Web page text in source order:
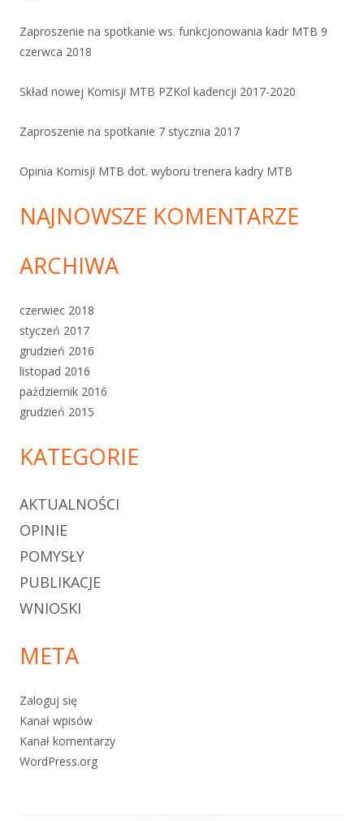
Zaproszenie na spotkanie ws. funkcjonowania kadr MTB 9
czerwca 2018
Skład nowej Komisji MTB PZKol kadencji 2017-2020
Zaproszenie na spotkanie 7 stycznia 2017
Opinia Komisji MTB dot. wyboru trenera kadry MTB
NAJNOWSZE KOMENTARZE
ARCHIWA
czerwiec 2018
styczeń 2017
grudzień 2016
listopad 2016
październik 2016
grudzień 2015
KATEGORIE
AKTUALNOŚCI
OPINIE
POMYSŁY
PUBLIKACJE
WNIOSKI
META
Zaloguj się
Kanał wpisów
Kanał komentarzy
WordPress.org